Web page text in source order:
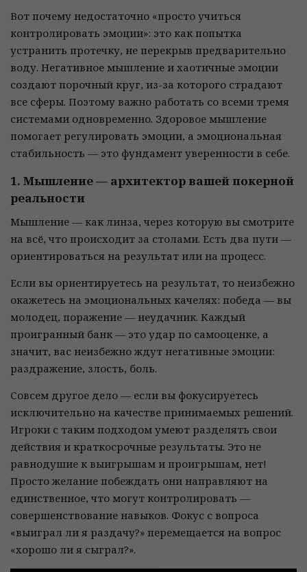
Вот почему недостаточно «просто учиться
контролировать эмоции»: это как попытка
устранить протечку, не перекрыв предварительно
воду. Негативное мышление и хаотичные эмоции
создают порочный круг, из-за которого страдают
все сферы. Поэтому важно работать со всеми тремя
системами одновременно. Здоровое мышление
помогает регулировать эмоции, а эмоциональная
стабильность — это фундамент уверенности в себе.
1. Мышление — архитектор вашей покерной
реальности
Мышление — как линза, через которую вы смотрите
на всё, что происходит за столами. Есть два пути —
ориентироваться на результат или на процесс.
Если вы ориентируетесь на результат, то неизбежно
окажетесь на эмоциональных качелях: победа — вы
молодец, поражение — неудачник. Каждый
проигранный банк — это удар по самооценке, а
значит, вас неизбежно ждут негативные эмоции:
раздражение, злость, боль.
Совсем другое дело — если вы фокусируетесь
исключительно на качестве принимаемых решений.
Игроки с таким подходом умеют разделять свои
действия и краткосрочные результаты. Это не
равнодушие к выигрышам и проигрышам, нет!
Просто желание побеждать они направляют на
единственное, что могут контролировать —
совершенствование навыков. Фокус с вопроса
«выиграл ли я раздачу?» перемещается на вопрос
«хорошо ли я сыграл?».